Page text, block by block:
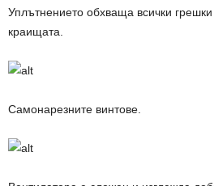
Уплътнението обхваща всички
краищата.
Самонарезните винтове.